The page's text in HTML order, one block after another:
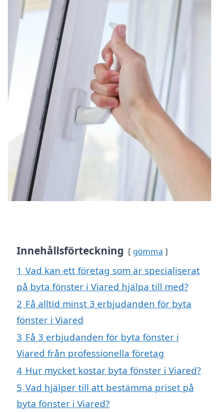
Innehållsförteckning gömma
1 Vad kan ett företag som är specialiserat
på byta fönster i Viared hjälpa till med?
2 Få alltid minst 3 erbjudanden för byta
fönster i Viared
3 Få 3 erbjudanden för byta fönster i
Viared från professionella företag
4 Hur mycket kostar byta fönster i Viared?
5 Vad hjälper till att bestämma priset på
byta fönster i Viared?